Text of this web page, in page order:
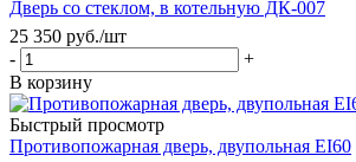
Дверь со стеклом, в котельную ДК-007
25 350 руб./шт
-
+
В корзину
Быстрый просмотр
Противопожарная дверь, двупольная EI60